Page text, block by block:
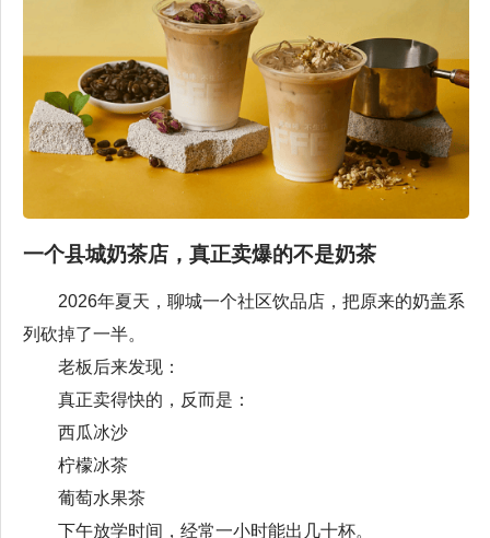
一个县城奶茶店，真正卖爆的不是奶茶
2026年夏天，聊城一个社区饮品店，把原来的奶盖系
列砍掉了一半。
老板后来发现：
真正卖得快的，反而是：
西瓜冰沙
柠檬冰茶
葡萄水果茶
下午放学时间，经常一小时能出几十杯。